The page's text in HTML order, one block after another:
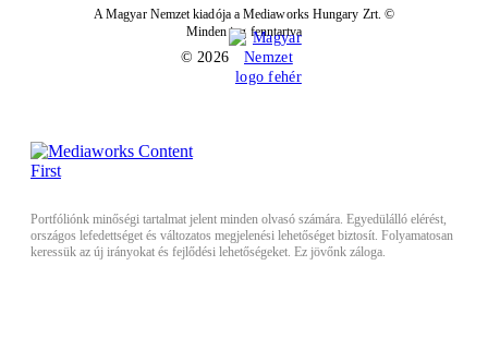
A Magyar Nemzet kiadója a Mediaworks Hungary Zrt. ©
Minden jog fenntartva
© 2026
Portfóliónk minőségi tartalmat jelent minden olvasó számára. Egyedülálló elérést,
országos lefedettséget és változatos megjelenési lehetőséget biztosít. Folyamatosan
keressük az új irányokat és fejlődési lehetőségeket. Ez jövőnk záloga.